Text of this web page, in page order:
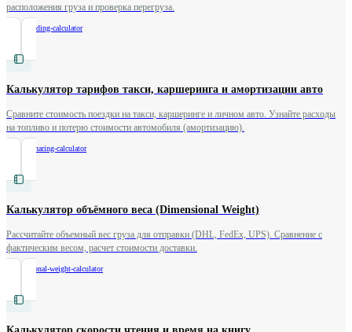
расположения груза и проверка перегруза.
truck-loading-calculator
Калькулятор тарифов такси, каршеринга и амортизации авто
Сравните стоимость поездки на такси, каршеринге и личном авто. Узнайте расходы
на топливо и потерю стоимости автомобиля (амортизацию).
taxi-carsharing-calculator
Калькулятор объёмного веса (Dimensional Weight)
Рассчитайте объемный вес груза для отправки (DHL, FedEx, UPS). Сравнение с
фактическим весом, расчет стоимости доставки.
dimensional-weight-calculator